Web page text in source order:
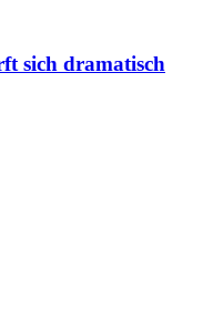
sich dramatisch